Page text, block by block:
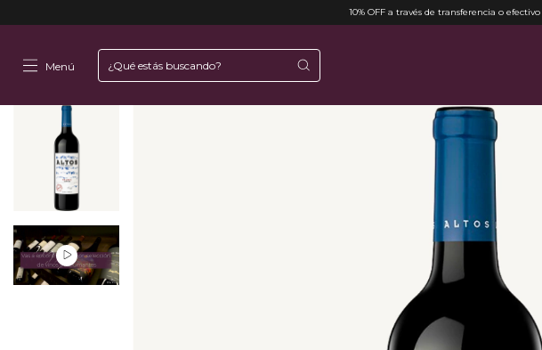
10% OFF a través de transferencia o
Menú